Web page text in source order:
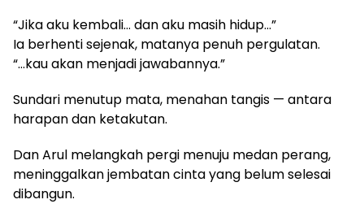
“Jika aku kembali… dan aku masih hidup…”
Ia berhenti sejenak, matanya penuh pergulatan.
“…kau akan menjadi jawabannya.”
Sundari menutup mata, menahan tangis — antara
harapan dan ketakutan.
Dan Arul melangkah pergi menuju medan perang,
meninggalkan jembatan cinta yang belum selesai
dibangun.